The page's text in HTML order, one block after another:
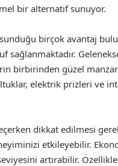
bir alternatif sunuyor.
birçok avantaj
sağlanmaktadır.
birbirinden güzel
elektrik prizleri ve
dikkat edilmesi
etkileyebilir.
artırabilir.